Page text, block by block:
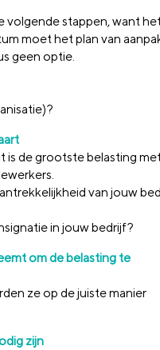
volgende stappen, want
moet het plan van
geen optie.
is de grootste belasting
van jouw
in jouw bedrijf?
om de belasting te
ze op de juiste manier
zijn